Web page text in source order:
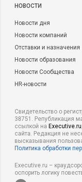
НОВОСТИ
Новости дня
Новости компаний
Отставки и назначения
Новости образования
Новости Сообщества
HR-новости
Свидетельство о
38751. Републикация
ссылкой на Executive.ru
сайта. Редакция не
высказывания
Политика обработки
Executive.ru –
оспорить логику